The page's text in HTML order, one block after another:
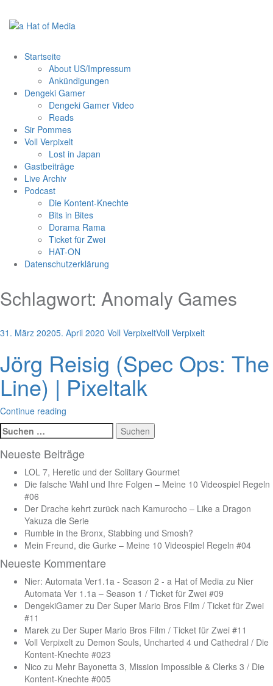
Inhalt
springen
Startseite
About US/Impressum
Ankündigungen
Dengeki Gamer
Dengeki Gamer Video
Reads
Sir Pommes
Voll Verpixelt
Lost in Japan
Gastbeiträge
Live Archiv
Podcast
Die Kontent-Knechte
Bits in Bites
Dorama Rama
Ticket für Zwei
HAT-ON
Datenschutzerklärung
Schlagwort: Anomaly Games
31. März 20205. April 2020 Voll VerpixeltVoll Verpixelt
Jörg Reisig (Spec Ops: The
Line) | Pixeltalk
Continue reading
Suchen
nach:
Neueste Beiträge
LOL 7, Heretic und der Solitary Gourmet
Die falsche Wahl und Ihre Folgen – Meine 10 Videospiel Regeln
#06
Der Drache kehrt zurück nach Kamurocho – Like a Dragon
Yakuza die Serie
Rumble in the Bronx, Stabbing und Smosh?
Mein Freund, die Gurke – Meine 10 Videospiel Regeln #04
Neueste Kommentare
Nier: Automata Ver1.1a - Season 2 - a Hat of Media zu Nier
Automata Ver 1.1a – Season 1 / Ticket für Zwei #09
DengekiGamer zu Der Super Mario Bros Film / Ticket für Zwei
#11
Marek zu Der Super Mario Bros Film / Ticket für Zwei #11
Voll Verpixelt zu Demon Souls, Uncharted 4 und Cathedral / Die
Kontent-Knechte #023
Nico zu Mehr Bayonetta 3, Mission Impossible & Clerks 3 / Die
Kontent-Knechte #005